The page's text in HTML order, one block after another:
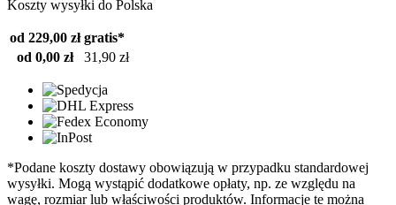
Koszty wysyłki do Polska
od 229,00 zł gratis*
od 0,00 zł
31,90 zł
*Podane koszty dostawy obowiązują w przypadku standardowej
wysyłki. Mogą wystąpić dodatkowe opłaty, np. ze względu na
wagę, rozmiar lub właściwości produktów. Informacje te można